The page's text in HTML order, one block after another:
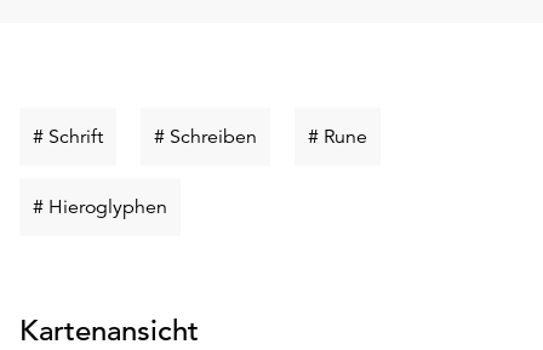
# SchriftSchlüsselwort
# Schreiben Schlüsselwort
# Rune
# Hieroglyphen
Kartenansicht